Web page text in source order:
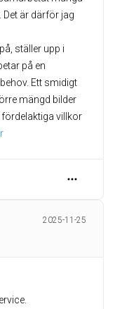
är därför jag
ställer upp i
på en
Ett smidigt
mängd bilder
villkor
2025-11-25